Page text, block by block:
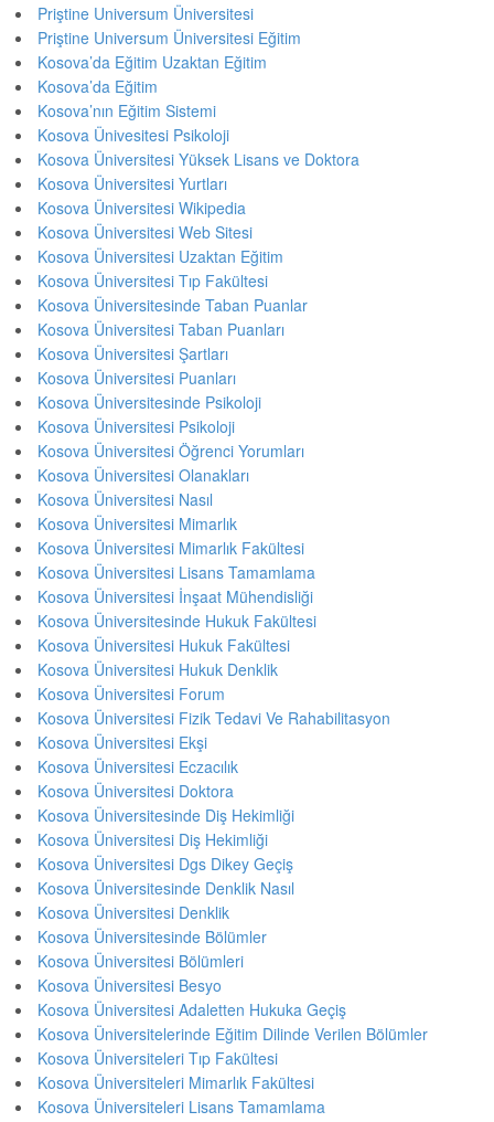
Priştine Universum Üniversitesi
Priştine Universum Üniversitesi Eğitim
Kosova’da Eğitim Uzaktan Eğitim
Kosova’da Eğitim
Kosova’nın Eğitim Sistemi
Kosova Ünivesitesi Psikoloji
Kosova Üniversitesi Yüksek Lisans ve Doktora
Kosova Üniversitesi Yurtları
Kosova Üniversitesi Wikipedia
Kosova Üniversitesi Web Sitesi
Kosova Üniversitesi Uzaktan Eğitim
Kosova Üniversitesi Tıp Fakültesi
Kosova Üniversitesinde Taban Puanlar
Kosova Üniversitesi Taban Puanları
Kosova Üniversitesi Şartları
Kosova Üniversitesi Puanları
Kosova Üniversitesinde Psikoloji
Kosova Üniversitesi Psikoloji
Kosova Üniversitesi Öğrenci Yorumları
Kosova Üniversitesi Olanakları
Kosova Üniversitesi Nasıl
Kosova Üniversitesi Mimarlık
Kosova Üniversitesi Mimarlık Fakültesi
Kosova Üniversitesi Lisans Tamamlama
Kosova Üniversitesi İnşaat Mühendisliği
Kosova Üniversitesinde Hukuk Fakültesi
Kosova Üniversitesi Hukuk Fakültesi
Kosova Üniversitesi Hukuk Denklik
Kosova Üniversitesi Forum
Kosova Üniversitesi Fizik Tedavi Ve Rahabilitasyon
Kosova Üniversitesi Ekşi
Kosova Üniversitesi Eczacılık
Kosova Üniversitesi Doktora
Kosova Üniversitesinde Diş Hekimliği
Kosova Üniversitesi Diş Hekimliği
Kosova Üniversitesi Dgs Dikey Geçiş
Kosova Üniversitesinde Denklik Nasıl
Kosova Üniversitesi Denklik
Kosova Üniversitesinde Bölümler
Kosova Üniversitesi Bölümleri
Kosova Üniversitesi Besyo
Kosova Üniversitesi Adaletten Hukuka Geçiş
Kosova Üniversitelerinde Eğitim Dilinde Verilen Bölümler
Kosova Üniversiteleri Tıp Fakültesi
Kosova Üniversiteleri Mimarlık Fakültesi
Kosova Üniversiteleri Lisans Tamamlama